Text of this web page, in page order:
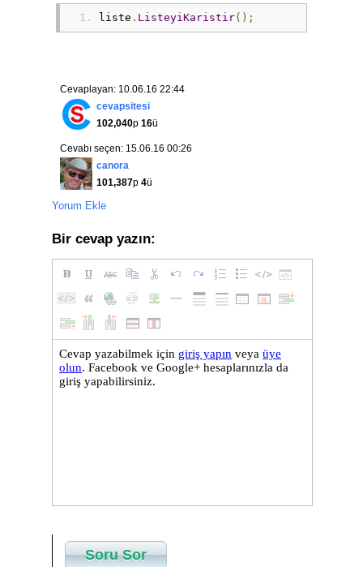
liste . ListeyiKaristir();
Cevaplayan: 10.06.16 22:44
cevapsitesi
102,040p 16ü
Cevabı seçen: 15.06.16 00:26
canora
101,387p 4ü
Yorum Ekle
Bir cevap yazın:
Soru Sor